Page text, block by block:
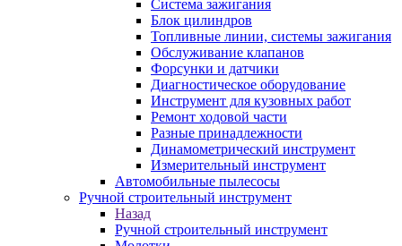
Система зажигания
Блок цилиндров
Топливные линии, системы зажигания
Обслуживание клапанов
Форсунки и датчики
Диагностическое оборудование
Инструмент для кузовных работ
Ремонт ходовой части
Разные принадлежности
Динамометрический инструмент
Измерительный инструмент
Автомобильные пылесосы
Ручной строительный инструмент
Назад
Ручной строительный инструмент